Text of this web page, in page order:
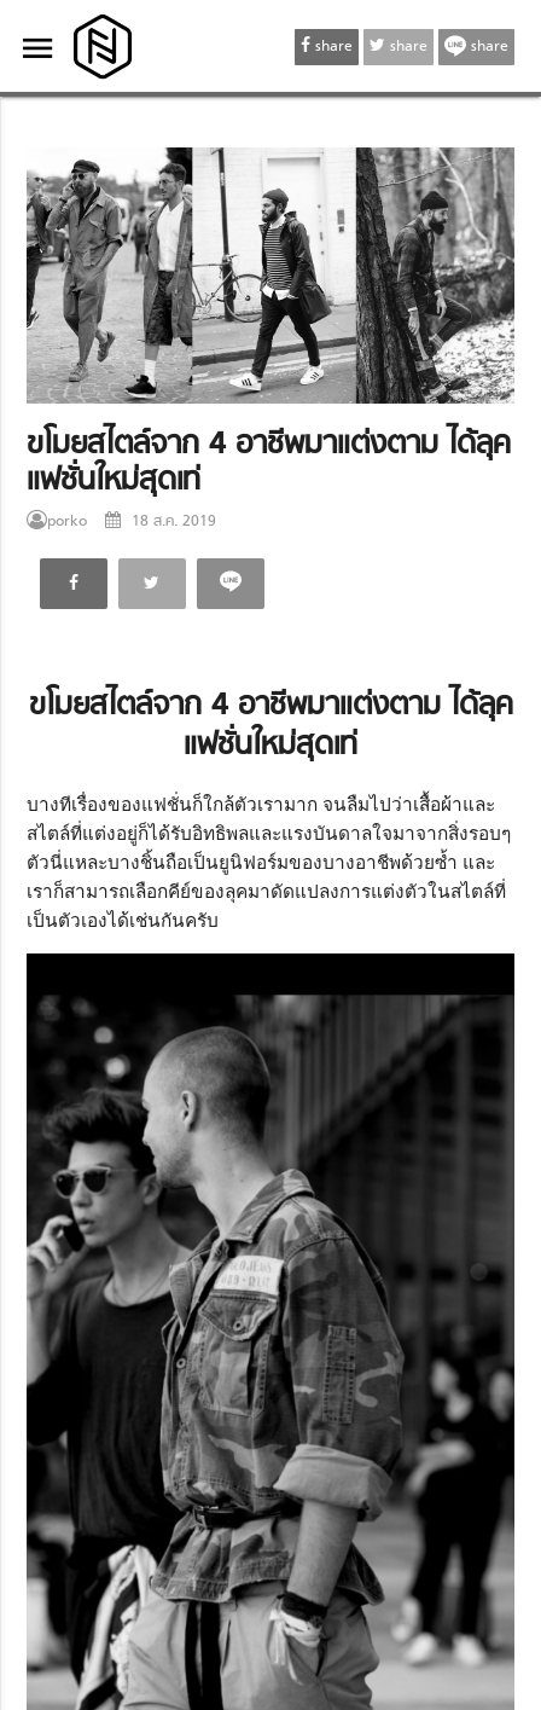
menu
menu share share share
ขโมยสไตล์จาก 4 อาชีพมาแต่งตาม ได้ลุค
แฟชั่นใหม่สุดเท่
porko 18 ส.ค. 2019
ขโมยสไตล์จาก 4 อาชีพมาแต่งตาม ได้ลุค
แฟชั่นใหม่สุดเท่
บางทีเรื่องของแฟชั่นก็ใกล้ตัวเรามาก จนลืมไปว่าเสื้อผ้าและ
สไตล์ที่แต่งอยู่ก็ได้รับอิทธิพลและแรงบันดาลใจมาจากสิ่งรอบๆ
ตัวนี่แหละบางชิ้นถือเป็นยูนิฟอร์มของบางอาชีพด้วยซ้ำ และ
เราก็สามารถเลือกคีย์ของลุคมาดัดแปลงการแต่งตัวในสไตล์ที่
เป็นตัวเองได้เช่นกันครับ